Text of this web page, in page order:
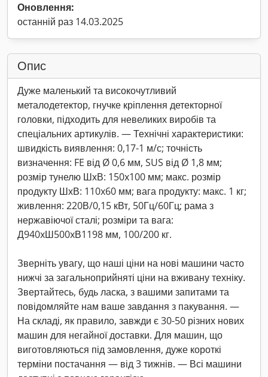
Оновлення:
останній раз 14.03.2025
Опис
Дуже маленький та високочутливий
металодетектор, гнучке кріплення детекторної
головки, підходить для невеликих виробів та
спеціальних артикулів. — Технічні характеристики:
швидкість виявлення: 0,17-1 м/с; точність
визначення: FE від Ø 0,6 мм, SUS від Ø 1,8 мм;
розмір тунелю ШхВ: 150x100 мм; макс. розмір
продукту ШхВ: 110x60 мм; вага продукту: макс. 1 кг;
живлення: 220В/0,15 кВт, 50Гц/60Гц; рама з
нержавіючої сталі; розміри та вага:
Д940xШ500xВ1198 мм, 100/200 кг.
Зверніть увагу, що наші ціни на нові машини часто
нижчі за загальноприйняті ціни на вживану техніку.
Звертайтесь, будь ласка, з вашими запитами та
повідомляйте нам ваше завдання з пакування. —
На складі, як правило, завжди є 30-50 різних нових
машин для негайної доставки. Для машин, що
виготовляються під замовлення, дуже короткі
терміни постачання — від 3 тижнів. — Всі машини